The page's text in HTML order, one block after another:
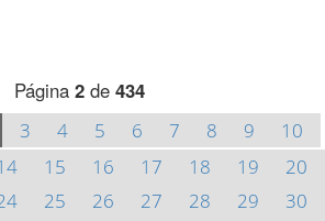
Página 2de 434
3 4 5 6 7 8 9
10
15 16 17 18 19
20
25 26 27 28 29
30